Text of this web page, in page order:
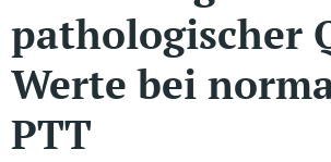
pathologischer
Werte bei
PTT